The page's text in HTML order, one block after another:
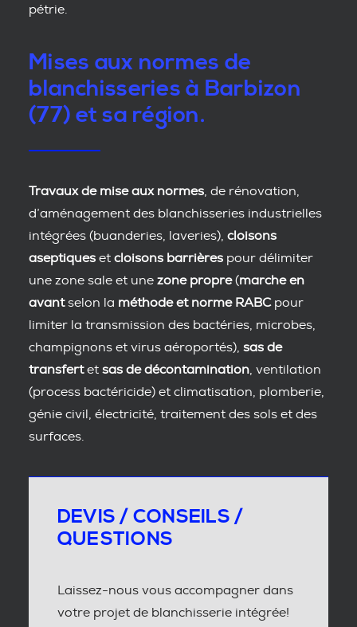
pétrie.
Mises aux normes de
blanchisseries à Barbizon
(77) et sa région.
Travaux de mise aux normes , de rénovation,
d’aménagement des blanchisseries industrielles
intégrées (buanderies, laveries), cloisons
aseptiques et cloisons barrières pour délimiter
une zone sale et une zone propre(marche en
avantselon la méthode et norme RABCpour
limiter la transmission des bactéries, microbes,
champignons et virus aéroportés), sas de
transfertet sas de décontamination , ventilation
(process bactéricide) et climatisation, plomberie,
génie civil, électricité, traitement des sols et des
surfaces.
DEVIS / CONSEILS /
QUESTIONS
Laissez-nous vous accompagner dans
votre projet de blanchisserie intégrée!